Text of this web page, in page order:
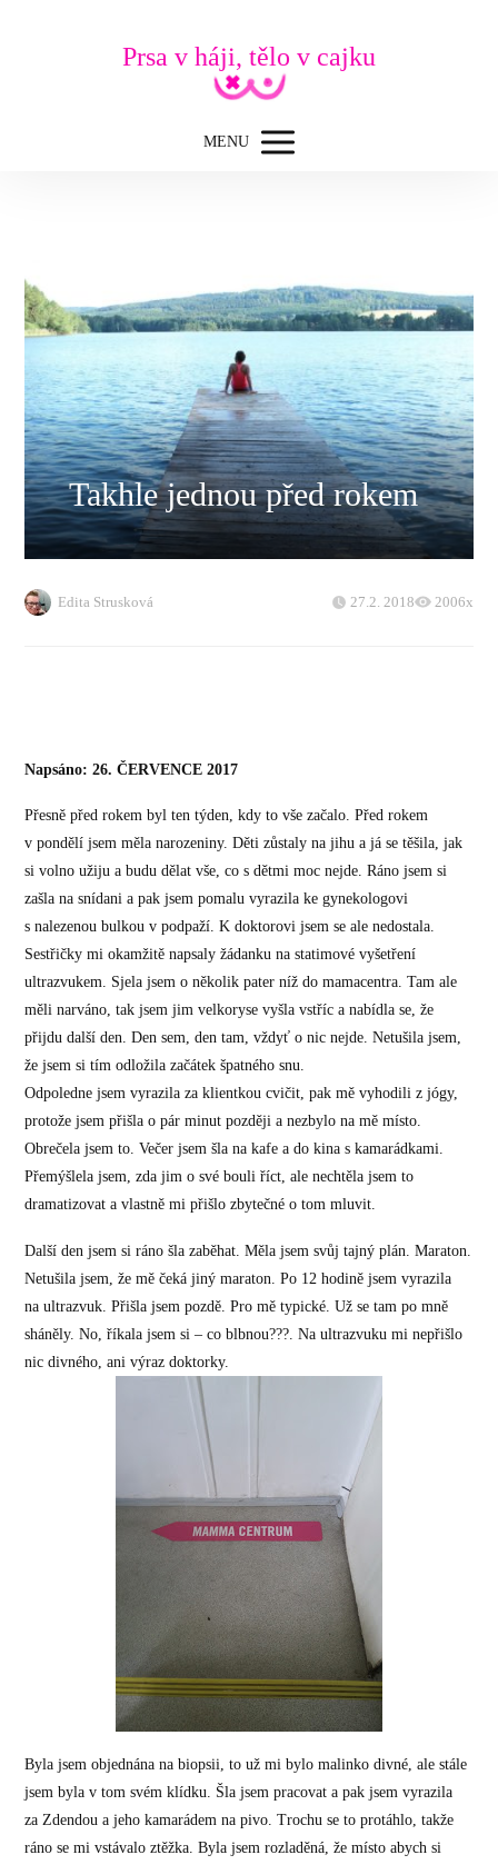
Prsa v háji, tělo v cajku
MENU
Takhle jednou před rokem
Edita Strusková 27.2. 2018 2006x
Napsáno: 26. ČERVENCE 2017
Přesně před rokem byl ten týden, kdy to vše začalo. Před rokem
v pondělí jsem měla narozeniny. Děti zůstaly na jihu a já se těšila, jak
si volno užiju a budu dělat vše, co s dětmi moc nejde. Ráno jsem si
zašla na snídani a pak jsem pomalu vyrazila ke gynekologovi
s nalezenou bulkou v podpaží. K doktorovi jsem se ale nedostala.
Sestřičky mi okamžitě napsaly žádanku na statimové vyšetření
ultrazvukem. Sjela jsem o několik pater níž do mamacentra. Tam ale
měli narváno, tak jsem jim velkoryse vyšla vstříc a nabídla se, že
přijdu další den. Den sem, den tam, vždyť o nic nejde. Netušila jsem,
že jsem si tím odložila začátek špatného snu.
Odpoledne jsem vyrazila za klientkou cvičit, pak mě vyhodili z jógy,
protože jsem přišla o pár minut později a nezbylo na mě místo.
Obrečela jsem to. Večer jsem šla na kafe a do kina s kamarádkami.
Přemýšlela jsem, zda jim o své bouli říct, ale nechtěla jsem to
dramatizovat a vlastně mi přišlo zbytečné o tom mluvit.
Další den jsem si ráno šla zaběhat. Měla jsem svůj tajný plán. Maraton.
Netušila jsem, že mě čeká jiný maraton. Po 12 hodině jsem vyrazila
na ultrazvuk. Přišla jsem pozdě. Pro mě typické. Už se tam po mně
sháněly. No, říkala jsem si – co blbnou???. Na ultrazvuku mi nepřišlo
nic divného, ani výraz doktorky.
Byla jsem objednána na biopsii, to už mi bylo malinko divné, ale stále
jsem byla v tom svém klídku. Šla jsem pracovat a pak jsem vyrazila
za Zdendou a jeho kamarádem na pivo. Trochu se to protáhlo, takže
ráno se mi vstávalo ztěžka. Byla jsem rozladěná, že místo abych si